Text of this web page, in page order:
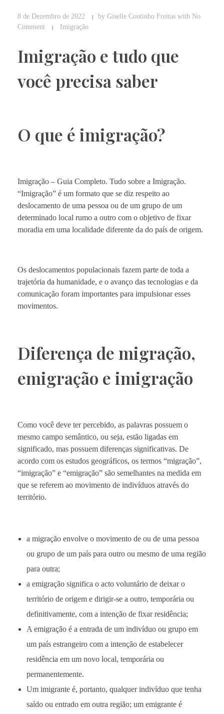
8 de Dezembro de 2022 by Giselle Coutinho Freitas with No
Comment
Imigração
Imigração e tudo que
você precisa saber
O que é imigração?
Imigração – Guia Completo. Tudo sobre a Imigração.
“Imigração” é um formato que se diz respeito ao
deslocamento de uma pessoa ou de um grupo de um
determinado local rumo a outro com o objetivo de fixar
moradia em uma localidade diferente da do país de origem.
Os deslocamentos populacionais fazem parte de toda a
trajetória da humanidade, e o avanço das tecnologias e da
comunicação foram importantes para impulsionar esses
movimentos.
Diferença de migração,
emigração e imigração
Como você deve ter percebido, as palavras possuem o
mesmo campo semântico, ou seja, estão ligadas em
significado, mas possuem diferenças significativas. De
acordo com os estudos geográficos, os termos “migração”,
“imigração” e “emigração” são semelhantes na medida em
que se referem ao movimento de indivíduos através do
território.
a migração envolve o movimento de ou de uma pessoa
ou grupo de um país para outro ou mesmo de uma região
para outra;
a emigração significa o acto voluntário de deixar o
território de origem e dirigir-se a outro, temporária ou
definitivamente, com a intenção de fixar residência;
A emigração é a entrada de um indivíduo ou grupo em
um país estrangeiro com a intenção de estabelecer
residência em um novo local, temporária ou
permanentemente.
Um imigrante é, portanto, qualquer indivíduo que tenha
saído ou entrado em outra região; um emigrante é